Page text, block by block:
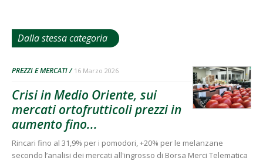
Dalla stessa categoria
PREZZI E MERCATI 16 Marzo 2026
Crisi in Medio Oriente, sui
mercati ortofrutticoli prezzi in
aumento fino...
Rincari fino al 31,9% per i pomodori, +20% per le melanzane
secondo l’analisi dei mercati all'ingrosso di Borsa Merci Telematica